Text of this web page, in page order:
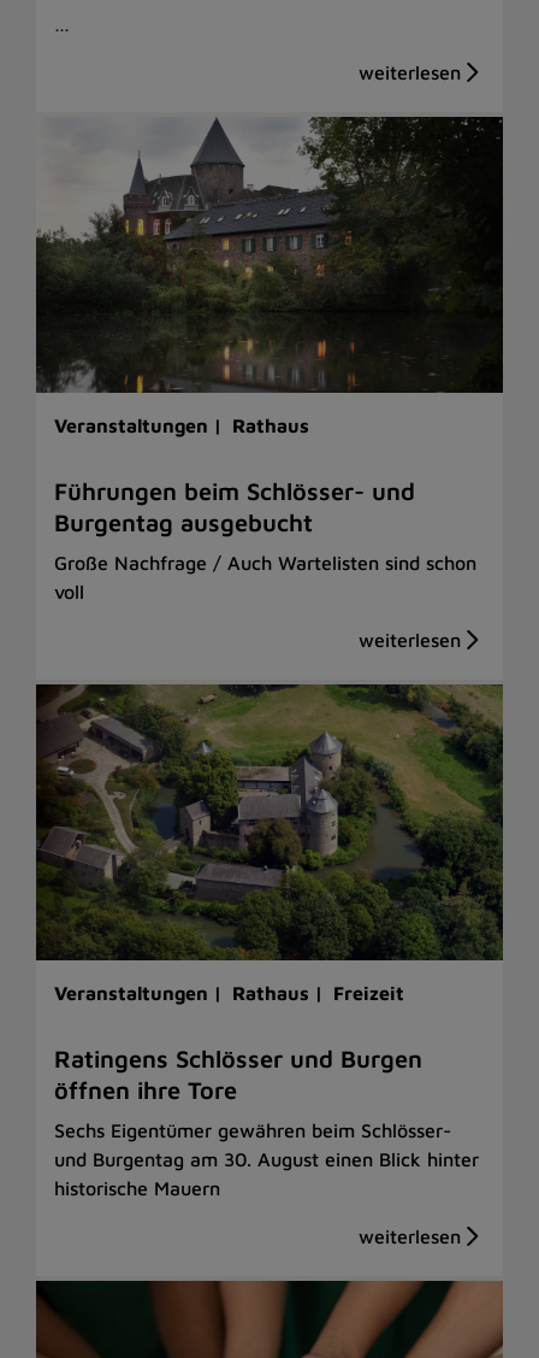
…
Veranstaltungen | Rathaus
Führungen beim Schlösser- und
Burgentag ausgebucht
Große Nachfrage / Auch Wartelisten sind schon
voll
Veranstaltungen | Rathaus | Freizeit
Ratingens Schlösser und Burgen
öffnen ihre Tore
Sechs Eigentümer gewähren beim Schlösser-
und Burgentag am 30. August einen Blick hinter
historische Mauern